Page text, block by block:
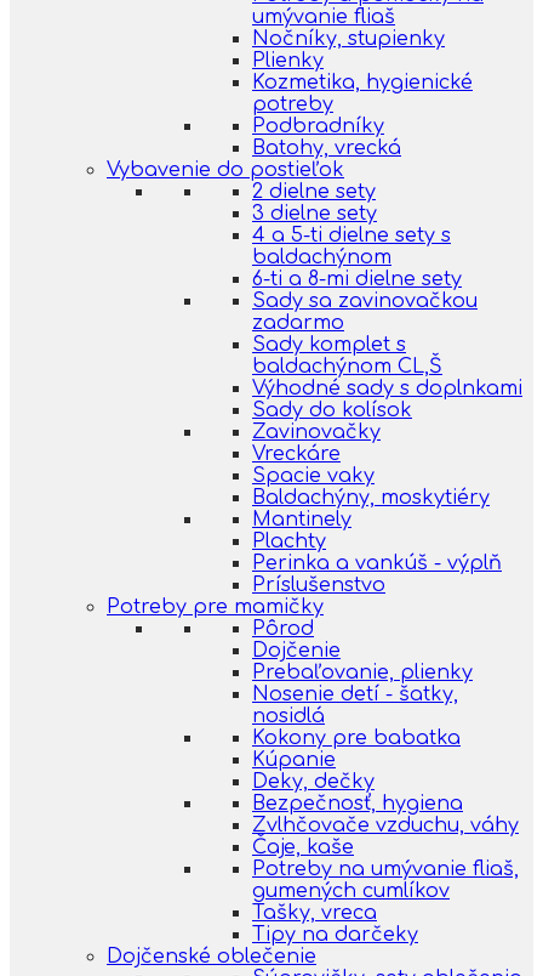
umývanie fliaš
Nočníky, stupienky
Plienky
Kozmetika, hygienické
potreby
Podbradníky
Batohy, vrecká
Vybavenie do postieľok
2 dielne sety
3 dielne sety
4 a 5-ti dielne sety s
baldachýnom
6-ti a 8-mi dielne sety
Sady sa zavinovačkou
zadarmo
Sady komplet s
baldachýnom CL,Š
Výhodné sady s doplnkami
Sady do kolísok
Zavinovačky
Vreckáre
Spacie vaky
Baldachýny, moskytiéry
Mantinely
Plachty
Perinka a vankúš - výplň
Príslušenstvo
Potreby pre mamičky
Pôrod
Dojčenie
Prebaľovanie, plienky
Nosenie detí - šatky,
nosidlá
Kokony pre babatka
Kúpanie
Deky, dečky
Bezpečnosť, hygiena
Zvlhčovače vzduchu, váhy
Čaje, kaše
Potreby na umývanie fliaš,
gumených cumlíkov
Tašky, vreca
Tipy na darčeky
Dojčenské oblečenie